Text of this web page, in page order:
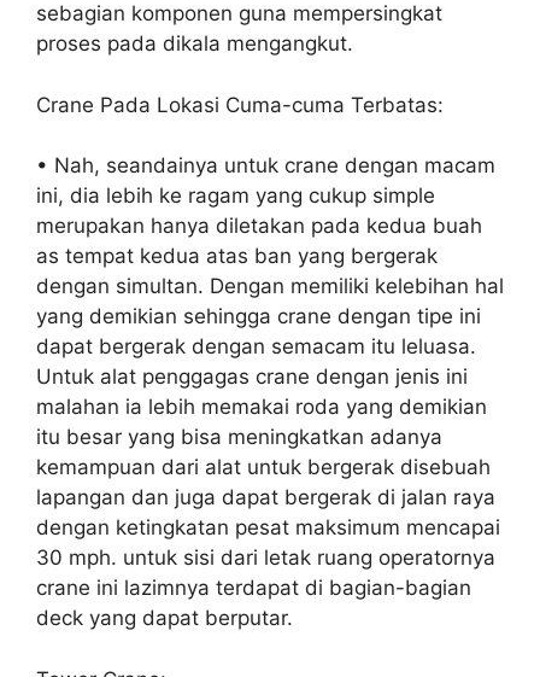
sebagian komponen guna mempersingkat
proses pada dikala mengangkut.
Crane Pada Lokasi Cuma-cuma Terbatas:
• Nah, seandainya untuk crane dengan macam
ini, dia lebih ke ragam yang cukup simple
merupakan hanya diletakan pada kedua buah
as tempat kedua atas ban yang bergerak
dengan simultan. Dengan memiliki kelebihan hal
yang demikian sehingga crane dengan tipe ini
dapat bergerak dengan semacam itu leluasa.
Untuk alat penggagas crane dengan jenis ini
malahan ia lebih memakai roda yang demikian
itu besar yang bisa meningkatkan adanya
kemampuan dari alat untuk bergerak disebuah
lapangan dan juga dapat bergerak di jalan raya
dengan ketingkatan pesat maksimum mencapai
30 mph. untuk sisi dari letak ruang operatornya
crane ini lazimnya terdapat di bagian-bagian
deck yang dapat berputar.